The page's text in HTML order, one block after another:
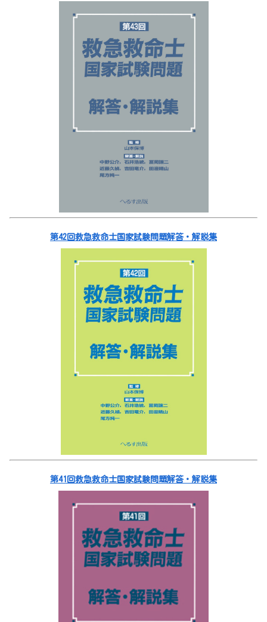
第42回救急救命士国家試験問題解答・解説集
第41回救急救命士国家試験問題解答・解説集